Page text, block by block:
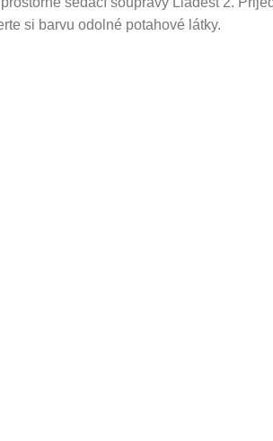
si barvu odolné potahové látky.